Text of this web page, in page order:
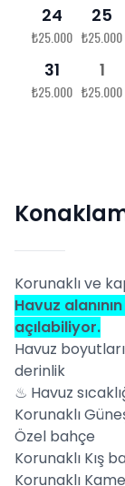
24
₺25.000
25
₺25.000
31
₺25.000
1
₺25.000
Korunaklı ve
Havuz
açılabiliyor.
Havuz
derinlik
♨ Havuz
Korunaklı
Özel bahçe
Korunaklı Kış
Korunaklı